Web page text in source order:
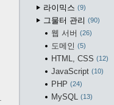
라이믹스 9
그물터 관리 90
웹 서버 26
도메인 5
HTML, CSS 12
JavaScript 10
PHP 24
MySQL 13